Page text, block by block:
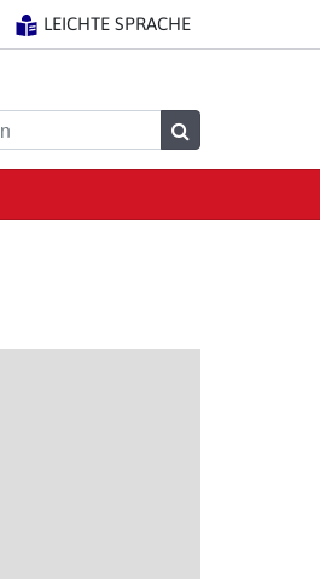
LEICHTE SPRACHE